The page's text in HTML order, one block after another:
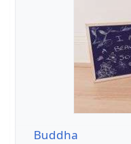
Buddha